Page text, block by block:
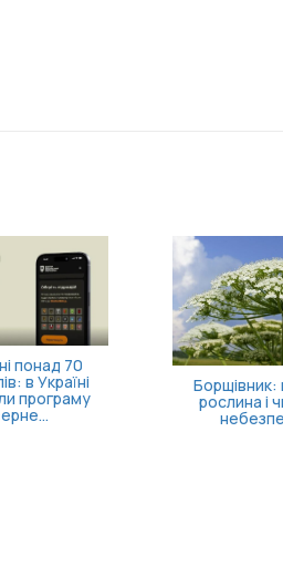
понад 70
в Україні
програму
Борщівник:
рослина і